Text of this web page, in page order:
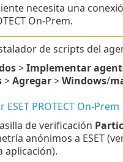
necesita una
On-Prem.
de scripts del
>Implementar
>Agregar>Windows/
PROTECT On-Prem
de verificación
anónimos a ESET
aplicación).